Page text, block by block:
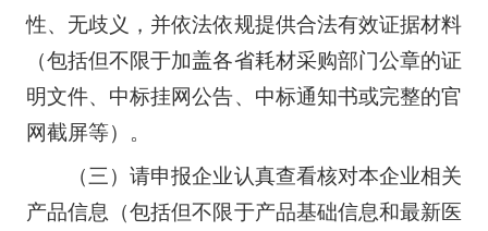
性、无歧义，并依法依规提供合法有效证据材料
（包括但不限于加盖各省耗材采购部门公章的证
明文件、中标挂网公告、中标通知书或完整的官
网截屏等）。
（三）请申报企业认真查看核对本企业相关
产品信息（包括但不限于产品基础信息和最新医